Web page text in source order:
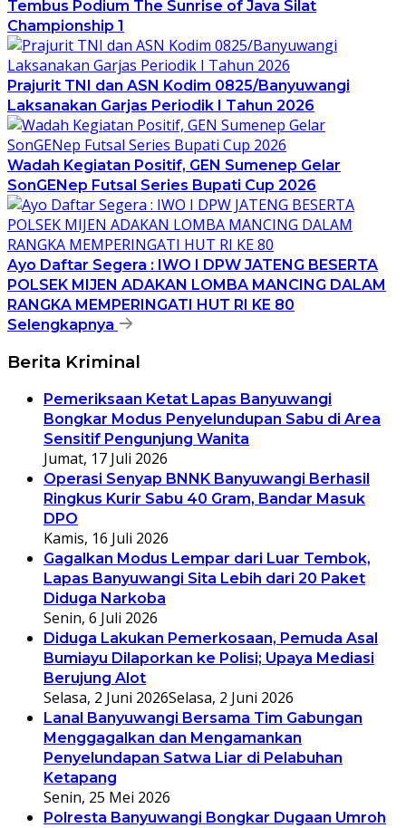
Tembus Podium The Sunrise of Java Silat
Championship 1
Prajurit TNI dan ASN Kodim 0825/Banyuwangi
Laksanakan Garjas Periodik I Tahun 2026
Wadah Kegiatan Positif, GEN Sumenep Gelar
SonGENep Futsal Series Bupati Cup 2026
Ayo Daftar Segera : IWO I DPW JATENG BESERTA
POLSEK MIJEN ADAKAN LOMBA MANCING DALAM
RANGKA MEMPERINGATI HUT RI KE 80
Selengkapnya
Berita Kriminal
Pemeriksaan Ketat Lapas Banyuwangi
Bongkar Modus Penyelundupan Sabu di Area
Sensitif Pengunjung Wanita
Jumat, 17 Juli 2026
Operasi Senyap BNNK Banyuwangi Berhasil
Ringkus Kurir Sabu 40 Gram, Bandar Masuk
DPO
Kamis, 16 Juli 2026
Gagalkan Modus Lempar dari Luar Tembok,
Lapas Banyuwangi Sita Lebih dari 20 Paket
Diduga Narkoba
Senin, 6 Juli 2026
Diduga Lakukan Pemerkosaan, Pemuda Asal
Bumiayu Dilaporkan ke Polisi; Upaya Mediasi
Berujung Alot
Selasa, 2 Juni 2026Selasa, 2 Juni 2026
Lanal Banyuwangi Bersama Tim Gabungan
Menggagalkan dan Mengamankan
Penyelundapan Satwa Liar di Pelabuhan
Ketapang
Senin, 25 Mei 2026
Polresta Banyuwangi Bongkar Dugaan Umroh